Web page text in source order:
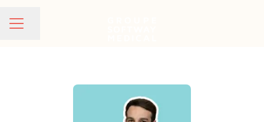
MENU CARRIÈRE
Partager la page